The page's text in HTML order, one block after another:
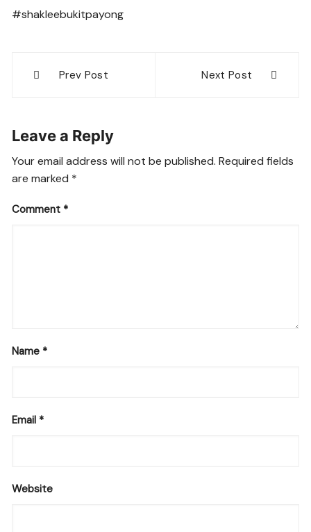
#shakleebukitpayong
navigation
Prev Post Next Post
Leave a Reply
Your email address will not be published. Required fields
are marked *
Comment *
Name *
Email *
Website